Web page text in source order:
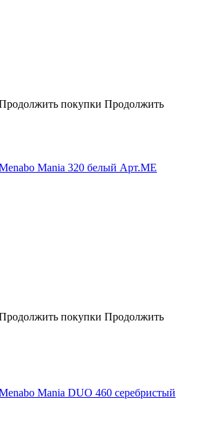
покупки Продолжить
Mania 320 белый Арт.ME
покупки Продолжить
Mania DUO 460 серебристый